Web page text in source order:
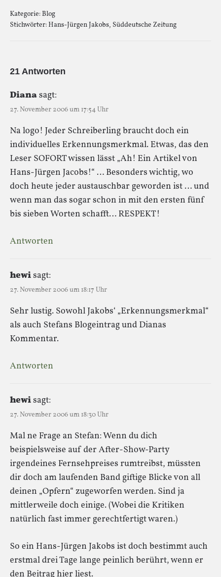
Kategorie:Blog
Stichwörter:Hans-Jürgen Jakobs, Süddeutsche Zeitung
21 Antworten
Dianasagt:
27. November 2006 um 17:54 Uhr
Na logo! Jeder Schreiberling braucht doch ein
individuelles Erkennungsmerkmal. Etwas, das den
Leser SOFORT wissen lässt „Ah! Ein Artikel von
Hans-Jürgen Jacobs!“ … Besonders wichtig, wo
doch heute jeder austauschbar geworden ist … und
wenn man das sogar schon in mit den ersten fünf
bis sieben Worten schafft… RESPEKT!
Antworten
hewisagt:
27. November 2006 um 18:17 Uhr
Sehr lustig. Sowohl Jakobs‘ „Erkennungsmerkmal“
als auch Stefans Blogeintrag und Dianas
Kommentar.
Antworten
hewisagt:
27. November 2006 um 18:30 Uhr
Mal ne Frage an Stefan: Wenn du dich
beispielsweise auf der After-Show-Party
irgendeines Fernsehpreises rumtreibst, müssten
dir doch am laufenden Band giftige Blicke von all
deinen „Opfern“ zugeworfen werden. Sind ja
mittlerweile doch einige. (Wobei die Kritiken
natürlich fast immer gerechtfertigt waren.)
So ein Hans-Jürgen Jakobs ist doch bestimmt auch
erstmal drei Tage lange peinlich berührt, wenn er
den Beitrag hier liest.